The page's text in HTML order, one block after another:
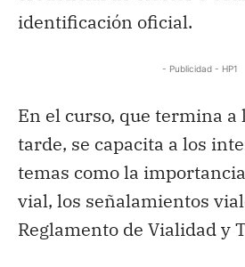
identificación oficial.
- Publicidad - HP1
En el curso, que termina a
tarde, se capacita a los
temas como la
vial, los señalamientos
Reglamento de Vialidad y